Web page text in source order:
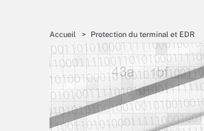
Accueil Protection du terminal et EDR